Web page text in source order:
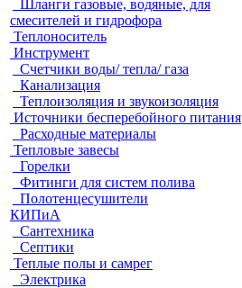
Шланги газовые, водяные, для
смесителей и гидрофора
Теплоноситель
Инструмент
Счетчики воды/ тепла/ газа
Канализация
Теплоизоляция и звукоизоляция
Источники бесперебойного питания
Расходные материалы
Тепловые завесы
Горелки
Фитинги для систем полива
Полотенцесушители
КИПиА
Сантехника
Септики
Теплые полы и самрег
Электрика